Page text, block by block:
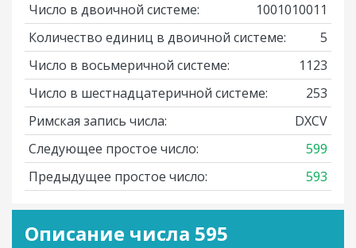
Число в двоичной системе:
1001010011
Количество единиц в двоичной системе:
5
Число в восьмеричной системе:
1123
Число в шестнадцатеричной системе:
253
Римская запись числа:
DXCV
Следующее простое число:
599
Предыдущее простое число:
593
Описание числа 595